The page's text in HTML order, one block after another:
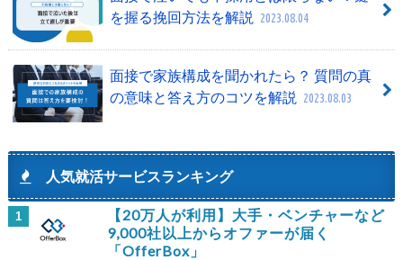
を握る挽回方法を解説
2023.08.04
面接で家族構成を聞かれたら？ 質問の真
の意味と答え方のコツを解説
2023.08.03
人気就活サービスランキング
1
【20万人が利用】大手・ベンチャーなど
9,000社以上からオファーが届く
「OfferBox」